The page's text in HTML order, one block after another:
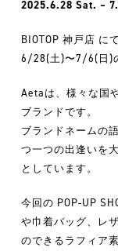
2025.6.28 Sat. –
BIOTOP 神戸店 に
6/28(土)〜7/6(日)
Aetaは、様々な国
ブランドです。
ブランドネームの
つ一つの出逢いを
としています。
今回の POP-UP
や巾着バッグ、レ
のできるラフィア